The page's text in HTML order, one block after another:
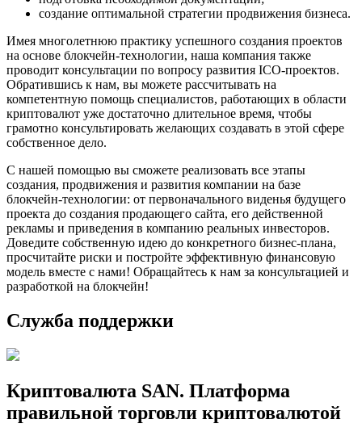
создание оптимальной стратегии продвижения бизнеса.
Имея многолетнюю практику успешного создания проектов
на основе блокчейн-технологии, наша компания также
проводит консультации по вопросу развития ICO-проектов.
Обратившись к нам, вы можете рассчитывать на
компетентную помощь специалистов, работающих в области
криптовалют уже достаточно длительное время, чтобы
грамотно консультировать желающих создавать в этой сфере
собственное дело.
С нашей помощью вы сможете реализовать все этапы
создания, продвижения и развития компании на базе
блокчейн-технологии: от первоначального виденья будущего
проекта до создания продающего сайта, его действенной
рекламы и приведения в компанию реальных инвесторов.
Доведите собственную идею до конкретного бизнес-плана,
просчитайте риски и постройте эффективную финансовую
модель вместе с нами! Обращайтесь к нам за консультацией и
разработкой на блокчейн!
Служба поддержки
Криптовалюта SAN. Платформа
правильной торговли криптовалютой